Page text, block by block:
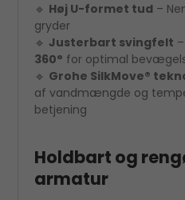
🔹 Høj U-formet tud –
gryder
🔹 Justerbart svingfelt
360° for optimal
🔹 Grohe SilkMove®
af vandmængde og
betjening
Holdbart og
armatur